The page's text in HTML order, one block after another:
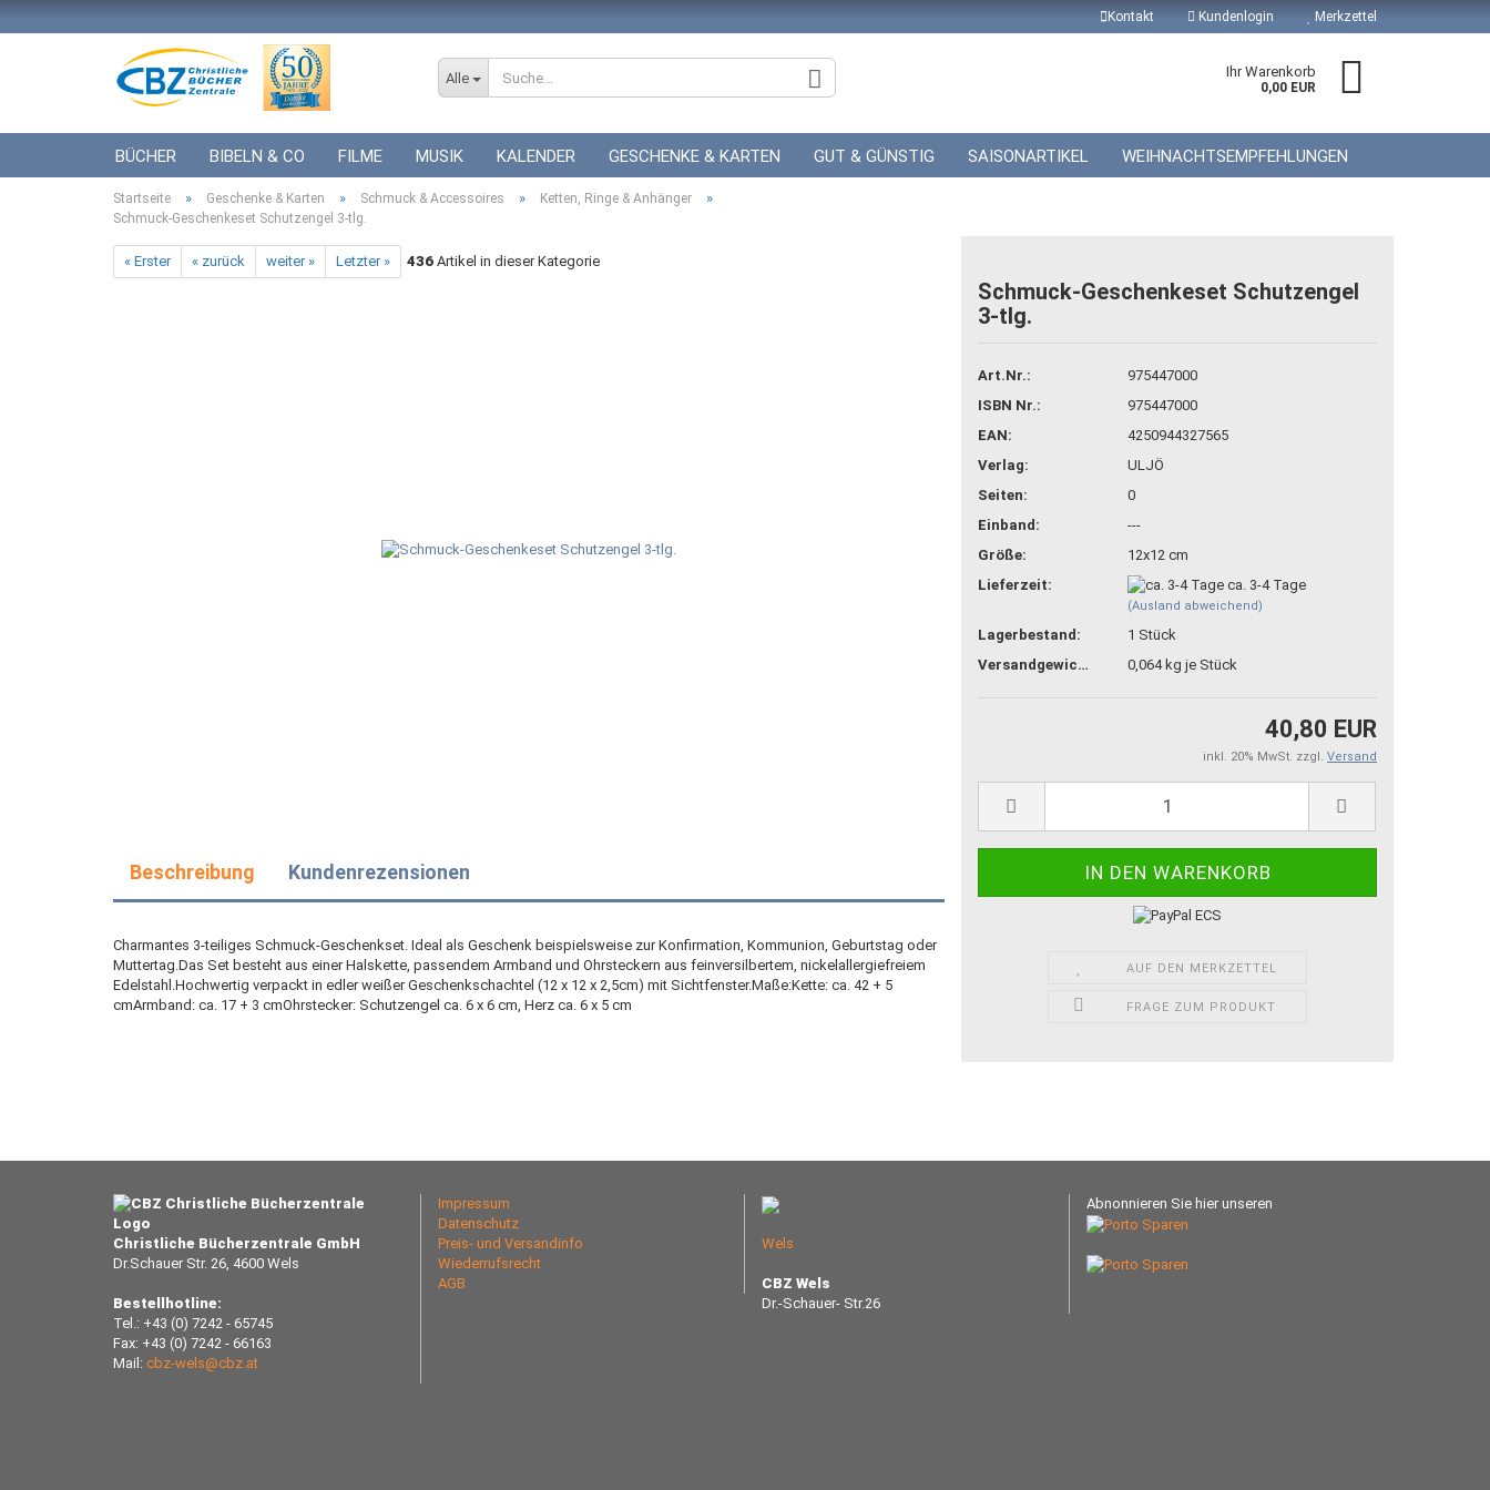
Kontakt Kundenlogin
Konto erstellen
Merkzettel
Alle Ihr Warenkorb
0,00 EUR
BÜCHER BIBELN & CO FILME MUSIK KALENDER GESCHENKE & KARTEN GUT & GÜNSTIG SAISONARTIKEL WEIHNACHTSEMPFEHLUNGEN
ICF BÜCHER VERSCHIEDENES GESCHENKE ZUR HOCHZEIT GUTSCHEINE
Startseite » Geschenke & Karten » Schmuck & Accessoires » Ketten, Ringe & Anhänger »
Schmuck-Geschenkeset Schutzengel 3-tlg.
« Erster « zurück weiter » Letzter » 436 Artikel in dieser Kategorie
Schmuck-Geschenkeset Schutzengel
3-tlg.
Art.Nr.:
975447000
ISBN Nr.:
975447000
EAN:
4250944327565
Verlag:
ULJÖ
Seiten:
0
Einband:
---
Größe:
12x12 cm
Lieferzeit:
ca. 3-4 Tage
(Ausland abweichend)
Lagerbestand: 1 Stück
Versandgewicht:
0,064kg je Stück
40,80 EUR
inkl. 20% MwSt. zzgl. Versand
AUF DEN MERKZETTEL
FRAGE ZUM PRODUKT
Beschreibung Kundenrezensionen
Charmantes 3-teiliges Schmuck-Geschenkset. Ideal als Geschenk beispielsweise zur Konfirmation, Kommunion, Geburtstag oder
Muttertag.Das Set besteht aus einer Halskette, passendem Armband und Ohrsteckern aus feinversilbertem, nickelallergiefreiem
Edelstahl.Hochwertig verpackt in edler weißer Geschenkschachtel (12 x 12 x 2,5cm) mit Sichtfenster.Maße:Kette: ca. 42 + 5
cmArmband: ca. 17 + 3 cmOhrstecker: Schutzengel ca. 6 x 6 cm, Herz ca. 6 x 5 cm
Christliche Bücherzentrale GmbH
Dr.Schauer Str. 26, 4600 Wels
Bestellhotline:
Tel.: +43 (0) 7242 - 65745
Fax: +43 (0) 7242 - 66163
Mail: cbz-wels@cbz.at
Impressum
Datenschutz
Preis- und Versandinfo
Wiederrufsrecht
AGB
Wels
CBZ Wels
Dr.-Schauer- Str.26
Abnonnieren Sie hier unseren